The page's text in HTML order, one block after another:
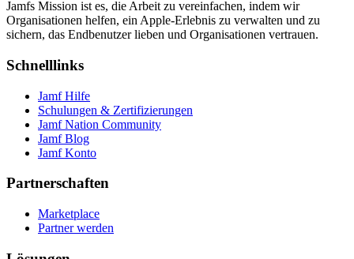
Jamfs Mission ist es, die Arbeit zu vereinfachen, indem wir
Organisationen helfen, ein Apple-Erlebnis zu verwalten und zu
sichern, das Endbenutzer lieben und Organisationen vertrauen.
Schnelllinks
Jamf Hilfe
Schulungen & Zertifizierungen
Jamf Nation Community
Jamf Blog
Jamf Konto
Partnerschaften
Marketplace
Partner werden